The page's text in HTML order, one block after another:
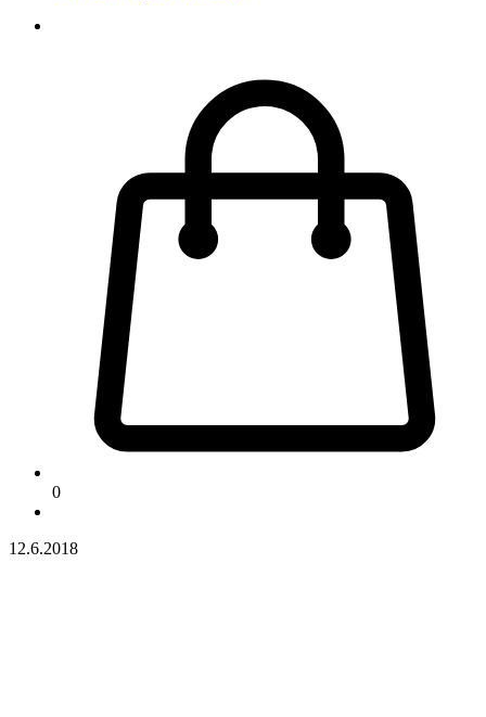
0
12.6.2018